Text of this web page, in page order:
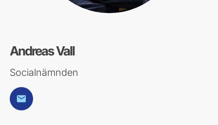
Andreas Vall
Socialnämnden
E-post